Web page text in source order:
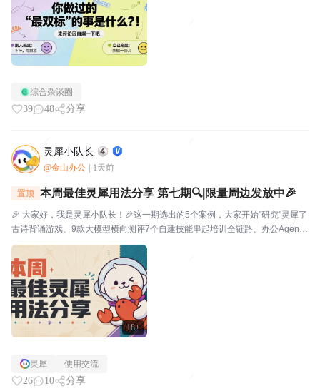
综合杂谈圈
39 48 分享
灵犀小队长
@金山办公 1天前
18+
置顶 本周最佳灵犀用法分享 第七期🔍|限量周边发放中🎉
🎉 大家好，我是灵犀小队长！🎉这一期选出的5个案例，大家开始"研究"灵犀了
古诗背诵游戏、9款大模型横向测评7个自建技能串起培训全链路、办公Agent
同台对比甚至灵犀还能杀毒查木马一起来看看这一期的硬核实践——👤墨云轩
一句话让灵犀自由发挥，给儿子做了个古诗背...
灵犀 使用交流
26 10 分享